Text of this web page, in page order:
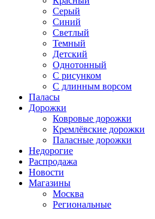
Серый
Синий
Светлый
Темный
Детский
Однотонный
С рисунком
С длинным ворсом
Паласы
Дорожки
Ковровые дорожки
Кремлёвские дорожки
Паласные дорожки
Недорогие
Распродажа
Новости
Магазины
Москва
Региональные